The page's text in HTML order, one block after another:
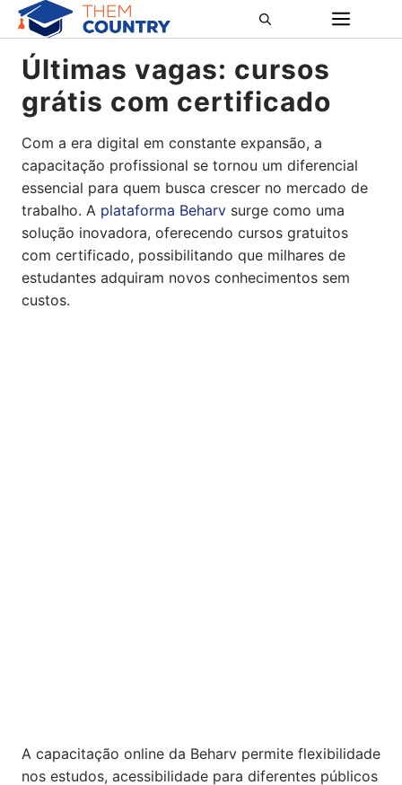
Pular
para
conteúdo
Últimas vagas: cursos
grátis com certificado
Com a era digital em constante expansão, a
capacitação profissional se tornou um diferencial
essencial para quem busca crescer no mercado de
trabalho. A plataforma Beharv surge como uma
solução inovadora, oferecendo cursos gratuitos
com certificado, possibilitando que milhares de
estudantes adquiram novos conhecimentos sem
custos.
A capacitação online da Beharv permite flexibilidade
nos estudos, acessibilidade para diferentes públicos